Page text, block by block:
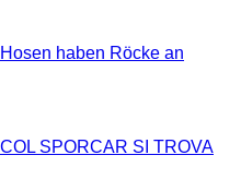
Hosen haben Röcke an
COL SPORCAR SI TROVA